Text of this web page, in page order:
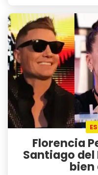
Florencia
Santiago
bien